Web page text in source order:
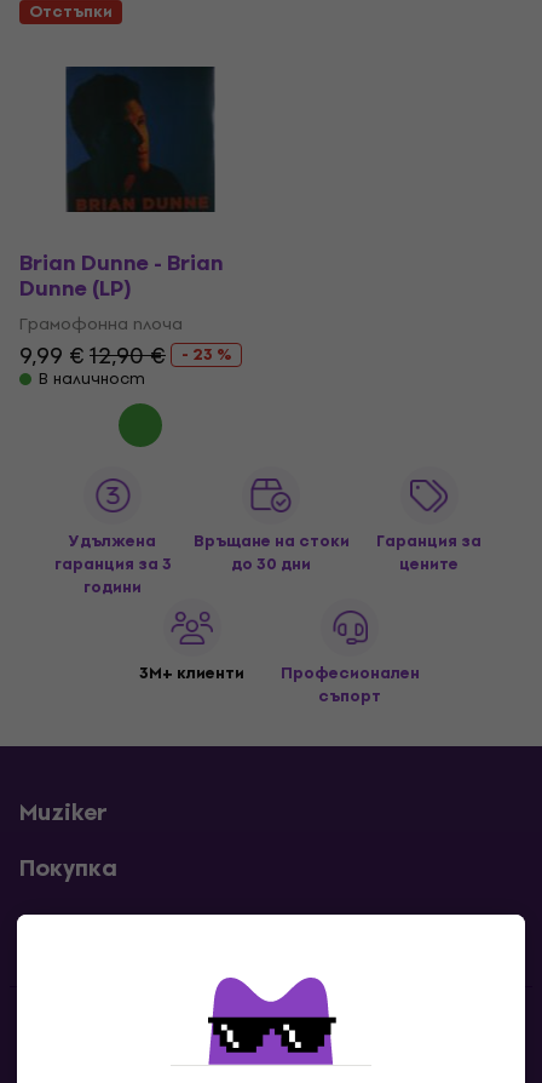
Отстъпки
Brian Dunne - Brian
Dunne (LP)
Грамофонна плоча
9,99 €12,90 €
- 23 %
В наличност
Удължена
гаранция за 3
години
Връщане на стоки
до 30 дни
Гаранция за
цените
3M+ клиенти
Професионален
съпорт
Muziker
Покупка
Полезни линкове
Контакти